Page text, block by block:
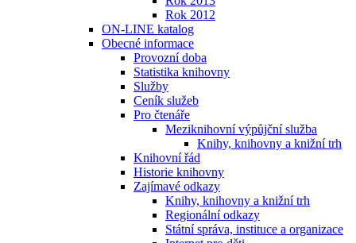
Rok 2012
ON-LINE katalog
Obecné informace
Provozní doba
Statistika knihovny
Služby
Ceník služeb
Pro čtenáře
Meziknihovní výpůjční služba
Knihy, knihovny a knižní trh
Knihovní řád
Historie knihovny
Zajímavé odkazy
Knihy, knihovny a knižní trh
Regionální odkazy
Státní správa, instituce a organizace